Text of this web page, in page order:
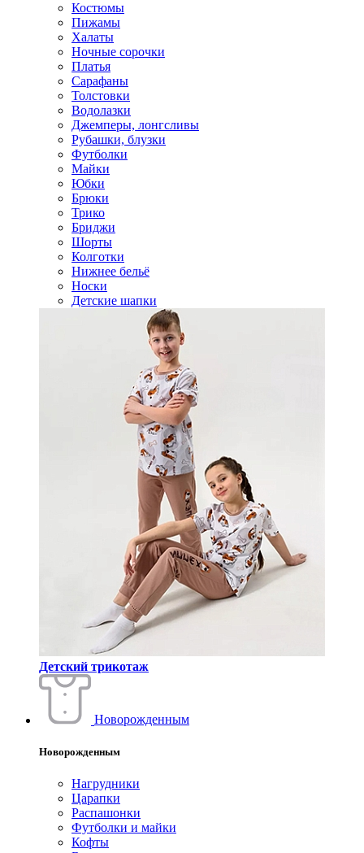
Костюмы
Пижамы
Халаты
Ночные сорочки
Платья
Сарафаны
Толстовки
Водолазки
Джемперы, лонгсливы
Рубашки, блузки
Футболки
Майки
Юбки
Брюки
Трико
Бриджи
Шорты
Колготки
Нижнее бельё
Носки
Детские шапки
Детский трикотаж
Новорожденным
Новорожденным
Нагрудники
Царапки
Распашонки
Футболки и майки
Кофты